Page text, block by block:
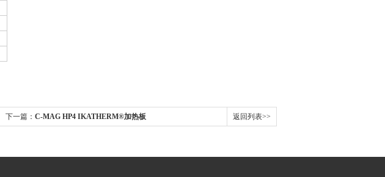
下一篇： C-MAG HP4 IKATHERM®加热板 返回列表>>